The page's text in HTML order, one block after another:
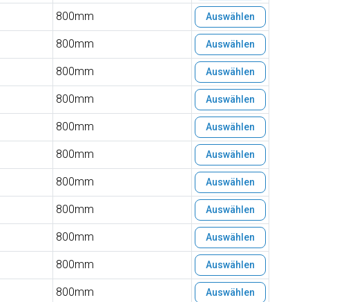
800mm Auswählen
800mm Auswählen
800mm Auswählen
800mm Auswählen
800mm Auswählen
800mm Auswählen
800mm Auswählen
800mm Auswählen
800mm Auswählen
800mm Auswählen
800mm Auswählen